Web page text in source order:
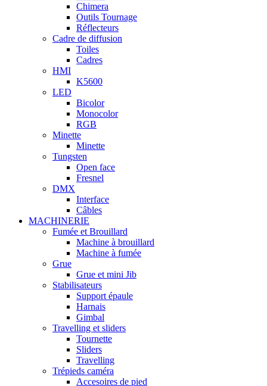
Chimera
Outils Tournage
Réflecteurs
Cadre de diffusion
Toiles
Cadres
HMI
K5600
LED
Bicolor
Monocolor
RGB
Minette
Minette
Tungsten
Open face
Fresnel
DMX
Interface
Câbles
MACHINERIE
Fumée et Brouillard
Machine à brouillard
Machine à fumée
Grue
Grue et mini Jib
Stabilisateurs
Support épaule
Harnais
Gimbal
Travelling et sliders
Tournette
Sliders
Travelling
Trépieds caméra
Accesoires de pied